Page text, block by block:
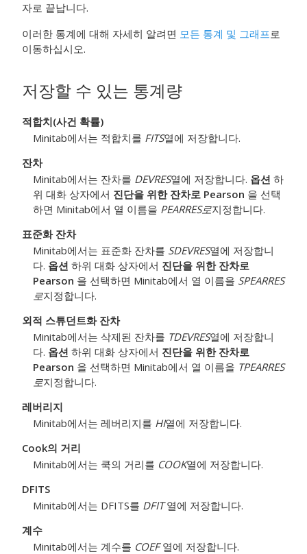
자로 끝납니다.
이러한 통계에 대해 자세히 알려면 모든 통계 및 그래프로
이동하십시오.
저장할 수 있는 통계량
적합치(사건 확률)
Minitab에서는 적합치를 FITS열에 저장합니다.
잔차
Minitab에서는 잔차를 DEVRES열에 저장합니다. 옵션 하
위 대화 상자에서 진단을 위한 잔차로 Pearson 을 선택
하면 Minitab에서 열 이름을 PEARRES로지정합니다.
표준화 잔차
Minitab에서는 표준화 잔차를 SDEVRES열에 저장합니
다. 옵션 하위 대화 상자에서 진단을 위한 잔차로
Pearson 을 선택하면 Minitab에서 열 이름을 SPEARRES
로지정합니다.
외적 스튜던트화 잔차
Minitab에서는 삭제된 잔차를 TDEVRES열에 저장합니
다. 옵션 하위 대화 상자에서 진단을 위한 잔차로
Pearson 을 선택하면 Minitab에서 열 이름을 TPEARRES
로지정합니다.
레버리지
Minitab에서는 레버리지를 HI열에 저장합니다.
Cook의 거리
Minitab에서는 쿡의 거리를 COOK열에 저장합니다.
DFITS
Minitab에서는 DFITS를 DFIT열에 저장합니다.
계수
Minitab에서는 계수를 COEF열에 저장합니다.